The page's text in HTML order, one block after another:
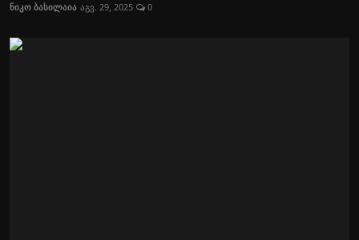
ნიკო ბასილაია აგვ. 29, 2025 0